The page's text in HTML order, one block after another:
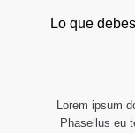
Lo que
Lorem ipsum
Phasellus eu